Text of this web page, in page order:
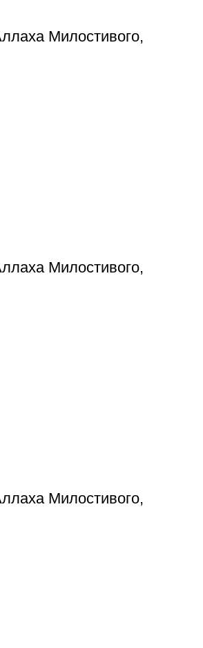
Милостивого,
Милостивого,
Милостивого,